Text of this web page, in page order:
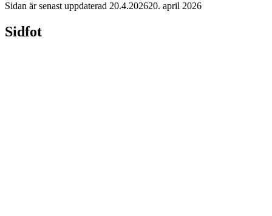
Sidan är senast uppdaterad 20.4.202620. april 2026
Sidfot